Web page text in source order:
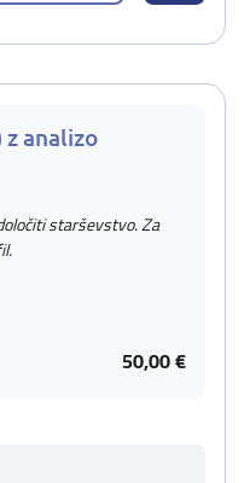
z analizo
starševstvo. Za
50,00 €